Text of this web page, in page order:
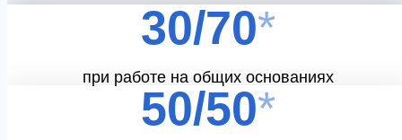
30/70*
при работе на общих основаниях
50/50*